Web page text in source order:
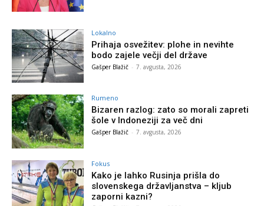
Lokalno
Prihaja osvežitev: plohe in nevihte
bodo zajele večji del države
Gašper Blažič - 7. avgusta, 2026
Rumeno
Bizaren razlog: zato so morali zapreti
šole v Indoneziji za več dni
Gašper Blažič - 7. avgusta, 2026
Fokus
Kako je lahko Rusinja prišla do
slovenskega državljanstva – kljub
zaporni kazni?